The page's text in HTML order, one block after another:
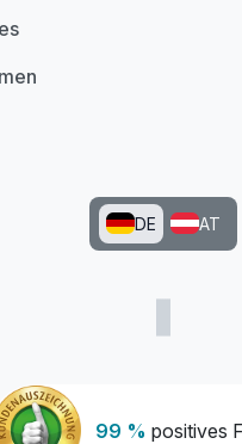
99 % positives
DE AT